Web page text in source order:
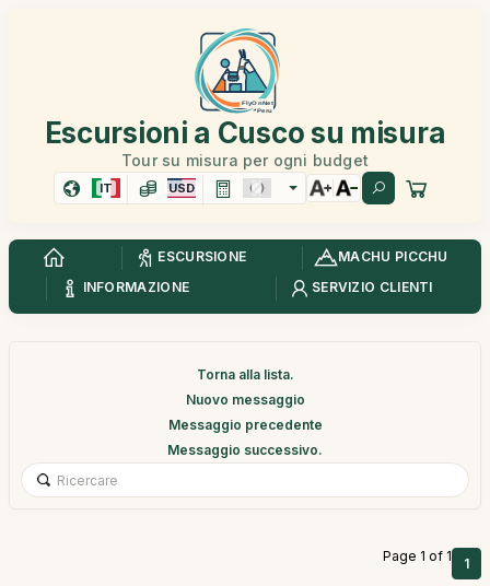
Escursioni a Cusco su misura
Tour su misura per ogni budget
IT USD
ESCURSIONE
MACHU PICCHU
INFORMAZIONE
SERVIZIO CLIENTI
Torna alla lista.
Nuovo messaggio
Messaggio precedente
Messaggio successivo.
Page 1 of 1 1